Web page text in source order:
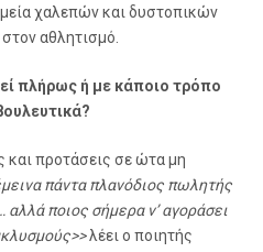
χαλεπών και δυστοπικών
αθλητισμό.
πλήρως ή με κάποιο τρόπο
και προτάσεις σε ώτα μη
πάντα πλανόδιος πωλητής
ποιος σήμερα ν’ αγοράσει
λέει ο ποιητής